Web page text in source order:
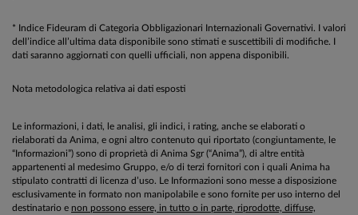
* Indice Fideuram di Categoria Obbligazionari Internazionali Governativi. I valori
dell’indice all’ultima data disponibile sono stimati e suscettibili di modifiche. I
dati saranno aggiornati con quelli ufficiali, non appena disponibili.
Nota metodologica relativa ai dati esposti
Le informazioni, i dati, le analisi, gli indici, i rating, anche se elaborati o
rielaborati da Anima, e ogni altro contenuto qui riportato (congiuntamente, le
“Informazioni”) sono di proprietà di Anima Sgr (“Anima”), di altre entità
appartenenti al medesimo Gruppo, e/o di terzi fornitori con i quali Anima ha
stipulato contratti di licenza d’uso. Le Informazioni sono messe a disposizione
esclusivamente in formato non manipolabile e sono fornite per uso interno del
destinatario e non possono essere, in tutto o in parte, riprodotte, diffuse,